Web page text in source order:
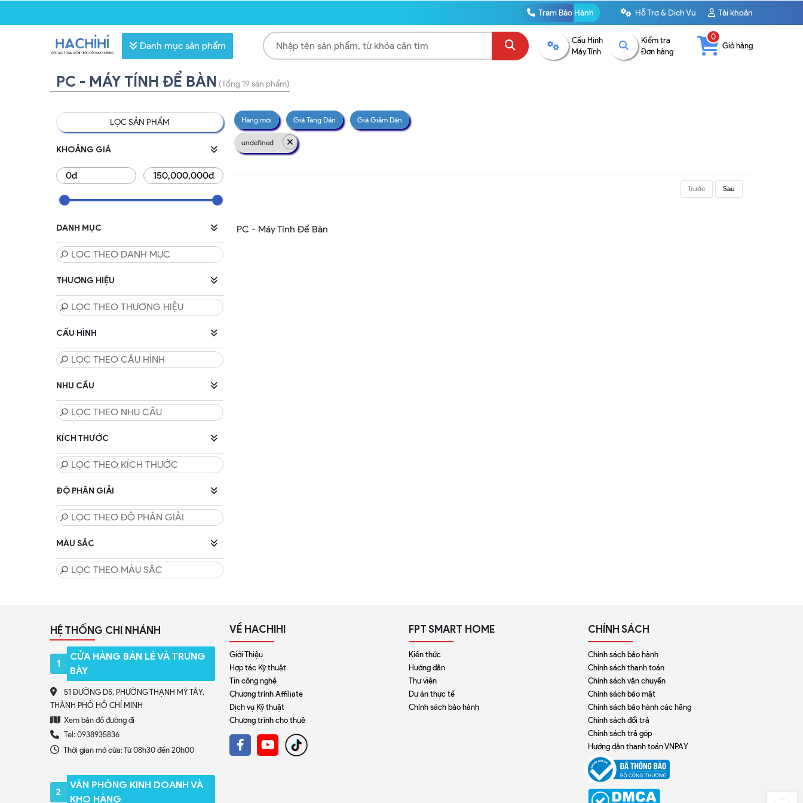
Trạm Bảo Hành Hỗ Trợ & Dịch Vụ Tài khoản
Danh mục sản phẩm
Cấu Hình
Máy Tính
Kiểm tra
Đơn hàng
0
Giỏ hàng
PC - MÁY TÍNH ĐỂ BÀN (Tổng 19 sản phẩm)
LỌC SẢN PHẨM
KHOẢNG GIÁ
DANH MỤC
THƯƠNG HIỆU
CẤU HÌNH
NHU CẦU
KÍCH THƯỚC
ĐỘ PHÂN GIẢI
MÀU SẮC
Hàng mới Giá Tăng Dần Giá Giảm Dần
undefined
Trước Sau
PC - Máy Tính Để Bàn
HỆ THỐNG CHI NHÁNH
1
CỬA HÀNG BÁN LẺ VÀ TRƯNG
BÀY
51 ĐƯỜNG D5, PHƯỜNG THẠNH MỸ TÂY,
THÀNH PHỐ HỒ CHÍ MINH
Xem bản đồ đường đi
Tel: 0938935836
Thời gian mở cửa: Từ 08h30 đến 20h00
2
VĂN PHÒNG KINH DOANH VÀ
KHO HÀNG
VỀ HACHIHI
Giới Thiệu
Hợp tác Kỹ thuật
Tin công nghệ
Chương trình Affiliate
Dịch vụ Kỹ thuật
Chương trình cho thuê
FPT SMART HOME
Kiến thức
Hướng dẫn
Thư viện
Dự án thực tế
Chính sách bảo hành
CHÍNH SÁCH
Chính sách bảo hành
Chính sách thanh toán
Chính sách vận chuyển
Chính sách bảo mật
Chính sách bảo hành các hãng
Chính sách đổi trả
Chính sách trả góp
Hướng dẫn thanh toán VNPAY